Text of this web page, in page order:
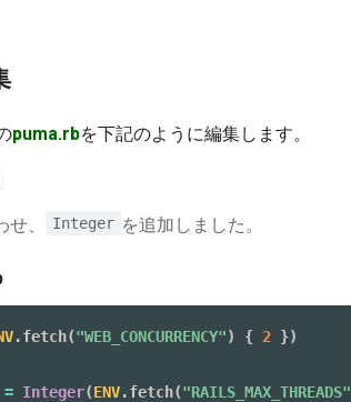
puma.rbを下記のように編集します。
、 Integer を追加しました。
.fetch("WEB_CONCURRENCY") { 2 })
= Integer(ENV.fetch("RAILS_MAX_THREADS"